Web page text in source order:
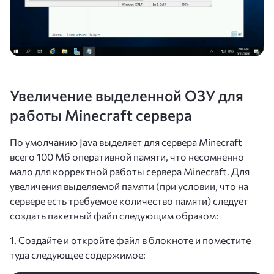
Увеличение выделенной ОЗУ для
работы Minecraft сервера
По умолчанию Java выделяет для сервера Minecraft
всего 100 Мб оперативной памяти, что несомненно
мало для корректной работы сервера Minecraft. Для
увеличения выделяемой памяти (при условии, что на
сервере есть требуемое количество памяти) следует
создать пакетный файл следующим образом:
1. Создайте и откройте файл в блокноте и поместите
туда следующее содержимое: